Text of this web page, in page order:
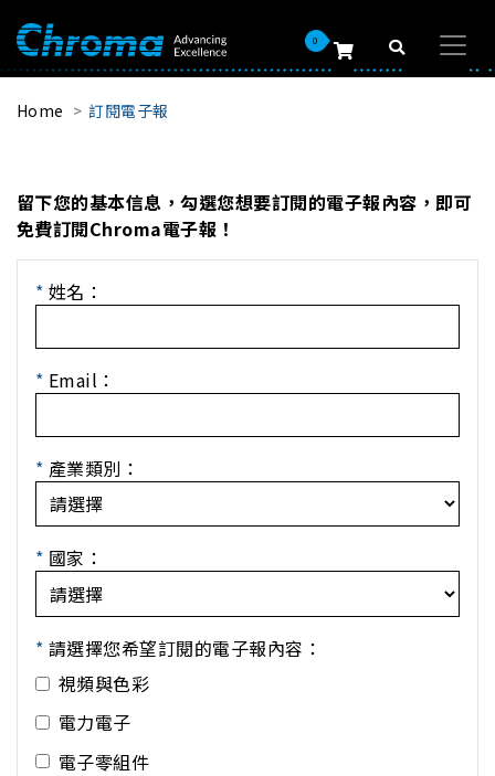
0
Home 訂閱電子報
留下您的基本信息，勾選您想要訂閱的電子報內容，即可
免費訂閱Chroma電子報！
* 姓名：
* Email：
* 產業類別：
* 國家：
* 請選擇您希望訂閱的電子報內容：
視頻與色彩
電力電子
電子零組件